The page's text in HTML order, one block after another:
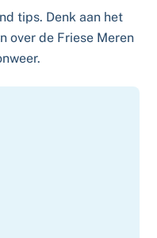
tips. Denk aan het
over de Friese Meren